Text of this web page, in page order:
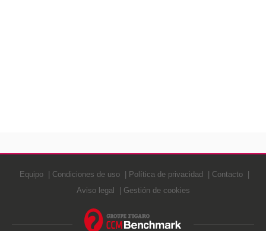
Equipo Condiciones de uso Política de privacidad
Contacto
Aviso legal
Gestión de cookies